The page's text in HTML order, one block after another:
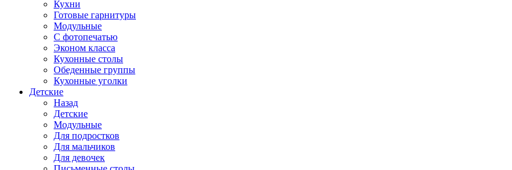
Кухни
Готовые гарнитуры
Модульные
С фотопечатью
Эконом класса
Кухонные столы
Обеденные группы
Кухонные уголки
Детские
Назад
Детские
Модульные
Для подростков
Для мальчиков
Для девочек